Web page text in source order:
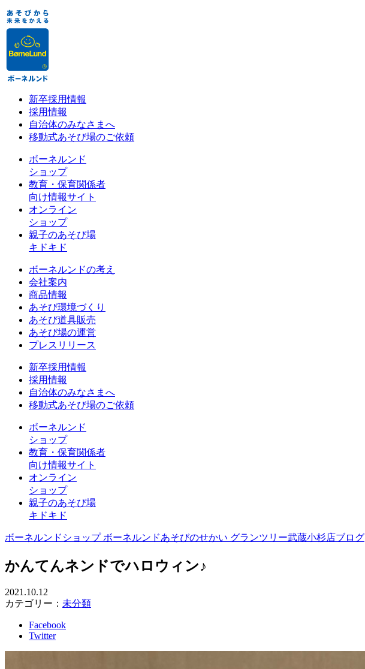
新卒採用情報
採用情報
自治体のみなさまへ
移動式あそび場のご依頼
ボーネルンド
ショップ
教育・保育関係者
向け情報サイト
オンライン
ショップ
親子のあそび場
キドキド
ボーネルンドの考え
会社案内
商品情報
あそび環境づくり
あそび道具販売
あそび場の運営
プレスリリース
新卒採用情報
採用情報
自治体のみなさまへ
移動式あそび場のご依頼
ボーネルンド
ショップ
教育・保育関係者
向け情報サイト
オンライン
ショップ
親子のあそび場
キドキド
ボーネルンドショップ ボーネルンドあそびのせかい グランツリー武蔵小杉店ブログ
かんてんネンドでハロウィン♪
2021.10.12
カテゴリー： 未分類
Facebook
Twitter